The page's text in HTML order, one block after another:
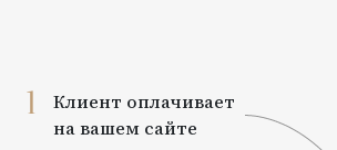
1
Клиент оплачивает
на вашем сайте